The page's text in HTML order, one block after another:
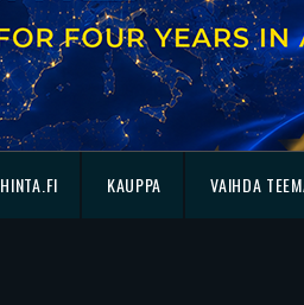
HINTA.FI KAUPPA VAIHDA